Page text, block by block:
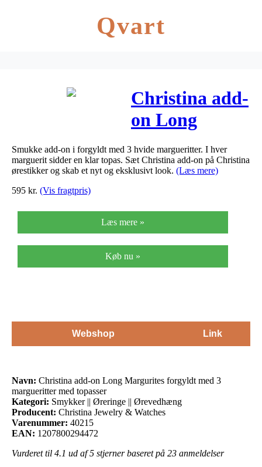
Qvart
Christina add-
on Long
Margurites
forgyldt med 3
med topasser
Smukke add-on i forgyldt med 3 hvide margueritter. I hver
marguerit sidder en klar topas. Sæt Christina add-on på Christina
ørestikker og skab et nyt og eksklusivt look. (Læs mere)
595 kr. (Vis fragtpris)
Læs mere »
Køb nu »
Webshop Link
Navn: Christina add-on Long Margurites forgyldt med 3
margueritter med topasser
Kategori: Smykker || Øreringe || Ørevedhæng
Producent: Christina Jewelry & Watches
Varenummer: 40215
EAN: 1207800294472
Vurderet til 4.1 ud af 5 stjerner baseret på 23 anmeldelser